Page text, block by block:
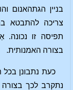
בניין הגתהאנום
צריכה להתבטא
תפיסה זו
בצורה האמנותית.
כעת נתבונן בכל
נתקרב לכך